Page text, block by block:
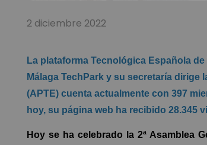
2 diciembre 2022
La plataforma Tecnológica Española
Málaga TechPark y su secretaría
(APTE) cuenta actualmente con 397
hoy, su página web ha recibido 28.345
Hoy se ha celebrado la 2ª Asamblea